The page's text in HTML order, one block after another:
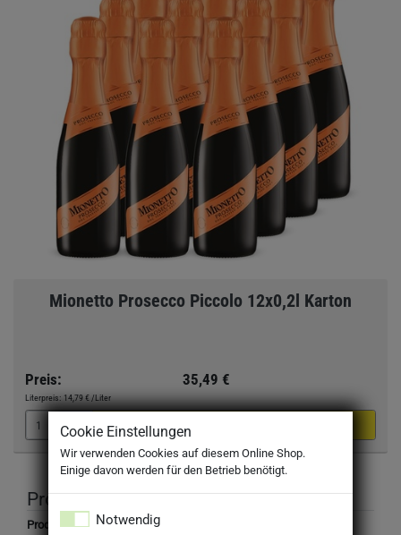
Mionetto Prosecco Piccolo 12x0,2l Karton
Preis: 35,49 €
Literpreis: 14,79 €/Liter
Produktbeschreibung
Produktbezeichnung:
Cookie Einstellungen
Wir verwenden Cookies auf diesem Online Shop.
Einige davon werden für den Betrieb benötigt.
Notwendig